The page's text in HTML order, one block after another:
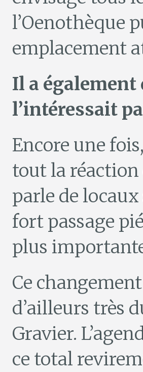
l’Oenothèque
emplacement
Il a également
l’intéressait
Encore une
tout la réaction
parle de
fort passage
plus
Ce
d’ailleurs très
Gravier.
ce total